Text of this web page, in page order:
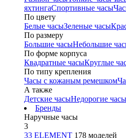
яхтингаСпортивные часы
По цвету
Белые часыЗеленые часы
По размеру
Большие часыНебольшие
По форме корпуса
Квадратные часыКруглые
По типу крепления
Часы с кожаным ремешком
А также
Детские часыНедорогие часы
Бренды
Наручные часы
3
33 ELEMENT 178 моделей